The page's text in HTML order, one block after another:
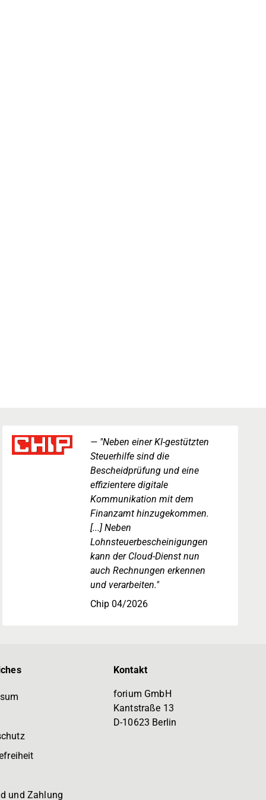
"Neben einer KI-gestützten
Steuerhilfe sind die
Bescheidprüfung und eine
effizientere digitale
Kommunikation mit dem
Finanzamt hinzugekommen.
[...] Neben
Lohnsteuerbescheinigungen
kann der Cloud-Dienst nun
auch Rechnungen erkennen
und verarbeiten."
Chip 04/2026
und Zahlung
Kontakt
forium GmbH
Kantstraße 13
D-10623 Berlin